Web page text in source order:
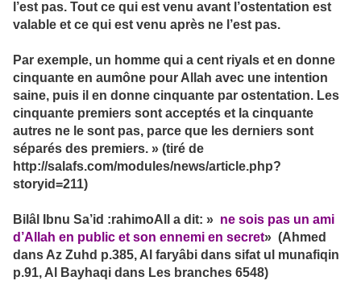
l’est pas. Tout ce qui est venu avant l’ostentation est
valable et ce qui est venu après ne l’est pas.
Par exemple, un homme qui a cent riyals et en donne
cinquante en aumône pour Allah avec une intention
saine, puis il en donne cinquante par ostentation. Les
cinquante premiers sont acceptés et la cinquante
autres ne le sont pas, parce que les derniers sont
séparés des premiers. » (tiré de
http://salafs.com/modules/news/article.php?
storyid=211)
Bilâl Ibnu Sa’id :rahimoAll a dit: » ne sois pas un ami
d’Allah en public et son ennemi en secret» (Ahmed
dans Az Zuhd p.385, Al faryâbi dans sifat ul munafiqin
p.91, Al Bayhaqi dans Les branches 6548)